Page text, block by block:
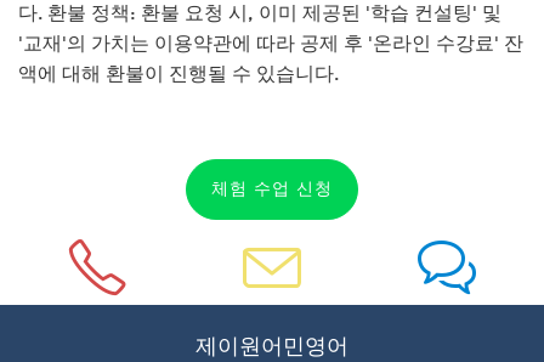
다. 환불 정책: 환불 요청 시, 이미 제공된 '학습 컨설팅' 및
'교재'의 가치는 이용약관에 따라 공제 후 '온라인 수강료' 잔
액에 대해 환불이 진행될 수 있습니다.
체험 수업 신청
icon
제이원어민영어